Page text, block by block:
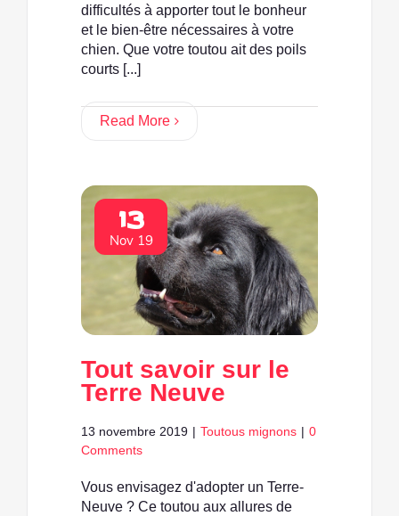
difficultés à apporter tout le bonheur
et le bien-être nécessaires à votre
chien. Que votre toutou ait des poils
courts [...]
Read More
13
Nov 19
Tout savoir sur le
Terre Neuve
13 novembre 2019 | Toutous mignons | 0
Comments
Vous envisagez d'adopter un Terre-
Neuve ? Ce toutou aux allures de